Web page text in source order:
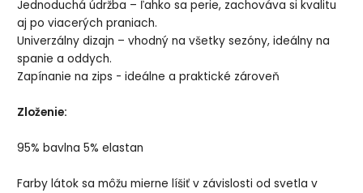
Jednoduchá údržba – ľahko sa perie, zachováva si kvalitu
aj po viacerých praniach.
Univerzálny dizajn – vhodný na všetky sezóny, ideálny na
spanie a oddych.
Zapínanie na zips - ideálne a praktické zároveň
Zloženie:
95% bavlna 5% elastan
Farby látok sa môžu mierne líšiť v závislosti od svetla v